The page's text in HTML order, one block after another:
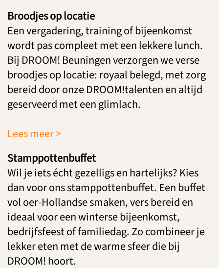
Broodjes op locatie
Een vergadering, training of bijeenkomst
wordt pas compleet met een lekkere lunch.
Bij DROOM! Beuningen verzorgen we verse
broodjes op locatie: royaal belegd, met zorg
bereid door onze DROOM!talenten en altijd
geserveerd met een glimlach.
Lees meer >
Stamppottenbuffet
Wil je iets écht gezelligs en hartelijks? Kies
dan voor ons stamppottenbuffet. Een buffet
vol oer-Hollandse smaken, vers bereid en
ideaal voor een winterse bijeenkomst,
bedrijfsfeest of familiedag. Zo combineer je
lekker eten met de warme sfeer die bij
DROOM! hoort.